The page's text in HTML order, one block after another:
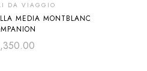
DA VIAGGIO
MEDIA MONTBLANC